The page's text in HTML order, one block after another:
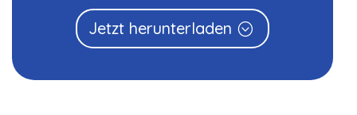
Jetzt herunterladen